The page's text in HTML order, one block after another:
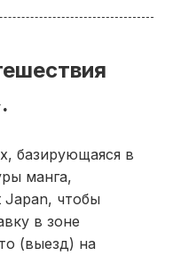
базирующаяся в
манга,
Japan, чтобы
в зоне
(выезд) на